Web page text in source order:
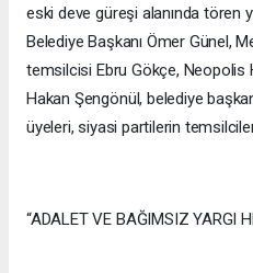
eski deve güreşi alanında tören
Belediye Başkanı Ömer Günel,
temsilcisi Ebru Gökçe,
Hakan Şengönül, belediye
üyeleri, siyasi partilerin
“ADALET VE BAĞIMSIZ YARGI